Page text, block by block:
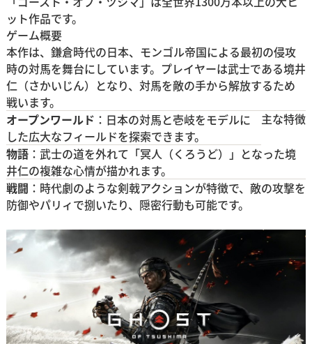
ット作品です。
ゲーム概要
本作は、鎌倉時代の日本、モンゴル帝国による最初の侵攻
時の対馬を舞台にしています。プレイヤーは武士である境井
仁（さかいじん）となり、対馬を敵の手から解放するため
戦います。
主な特徴
オープンワールド ：日本の対馬と壱岐をモデルに
した広大なフィールドを探索できます。
物語：武士の道を外れて「冥人（くろうど）」となった境
井仁の複雑な心情が描かれます。
戦闘 ：時代劇のような剣戟アクションが特徴で、敵の攻撃を
防御やパリィで捌いたり、隠密行動も可能です。